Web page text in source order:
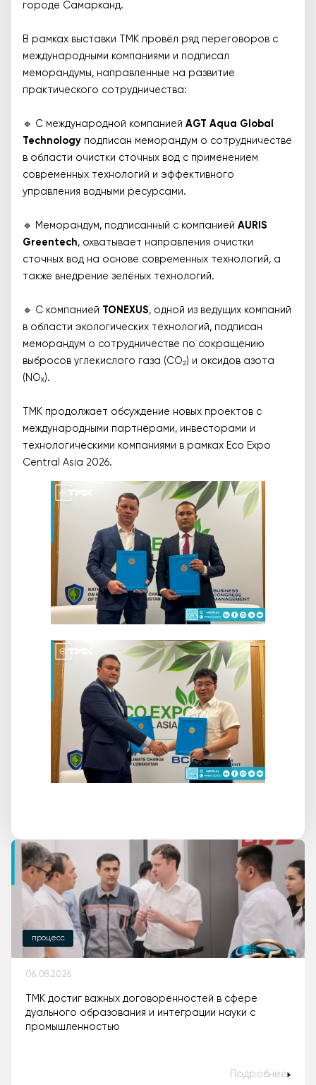
городе Самарканд.
В рамках выставки ТМК провёл ряд переговоров с
международными компаниями и подписал
меморандумы, направленные на развитие
практического сотрудничества:
🔹 С международной компанией AGT Aqua Global
Technology подписан меморандум о сотрудничестве
в области очистки сточных вод с применением
современных технологий и эффективного
управления водными ресурсами.
🔹 Меморандум, подписанный с компанией AURIS
Greentech, охватывает направления очистки
сточных вод на основе современных технологий, а
также внедрение зелёных технологий.
🔹 С компанией TONEXUS, одной из ведущих компаний
в области экологических технологий, подписан
меморандум о сотрудничестве по сокращению
выбросов углекислого газа (CO₂) и оксидов азота
(NOₓ).
ТМК продолжает обсуждение новых проектов с
международными партнёрами, инвесторами и
технологическими компаниями в рамках Eco Expo
Central Asia 2026.
процесс
06.08.2026
ТМК достиг важных договорённостей в сфере
дуального образования и интеграции науки с
промышленностью
Подробнее